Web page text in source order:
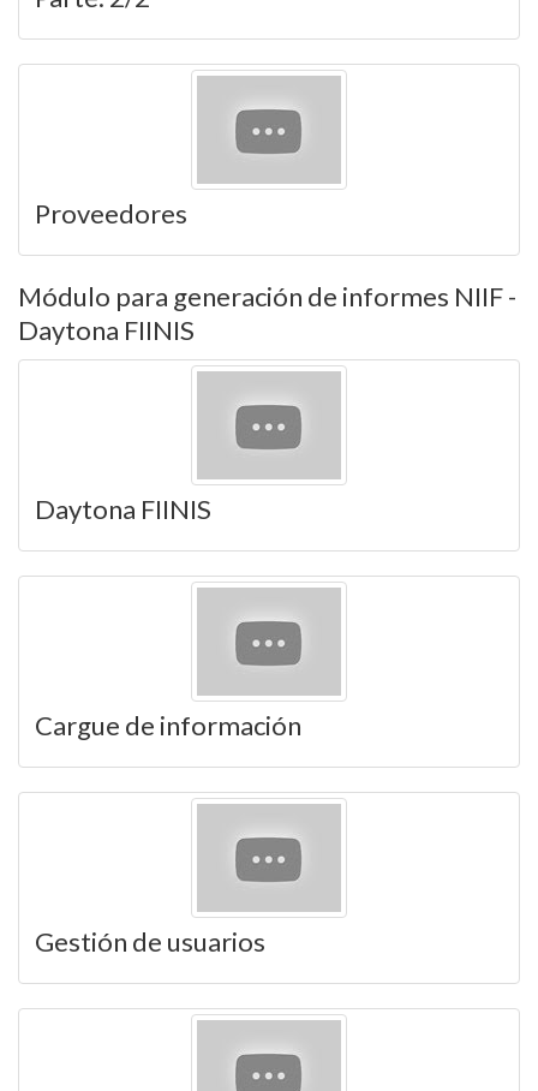
Proveedores
Módulo para generación de informes NIIF -
Daytona FIINIS
Daytona FIINIS
Cargue de información
Gestión de usuarios